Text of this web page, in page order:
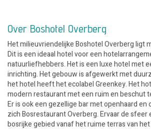
Over Boshotel Overberg
Het milieuvriendelijke Boshotel Overberg ligt
Dit is een ideaal hotel voor een
natuurliefhebbers. Het is een luxe hotel met
inrichting. Het gebouw is afgewerkt met
het hotel heeft het ecolabel Greenkey. Het
modern restaurant met een ruim en beschut
Er is ook een gezellige bar met openhaard
zich Bosrestaurant Overberg. Ervaar de sfeer
bosrijke gebied vanaf het ruime terras van